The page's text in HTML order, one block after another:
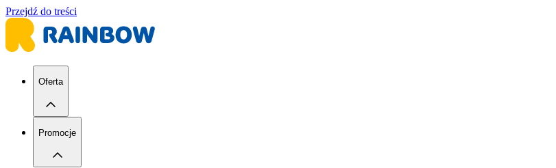
Przejdź do treści
Oferta
Promocje